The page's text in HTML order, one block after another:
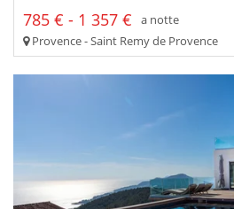
785 € - 1 357 €
a notte
Provence - Saint Remy de Provence